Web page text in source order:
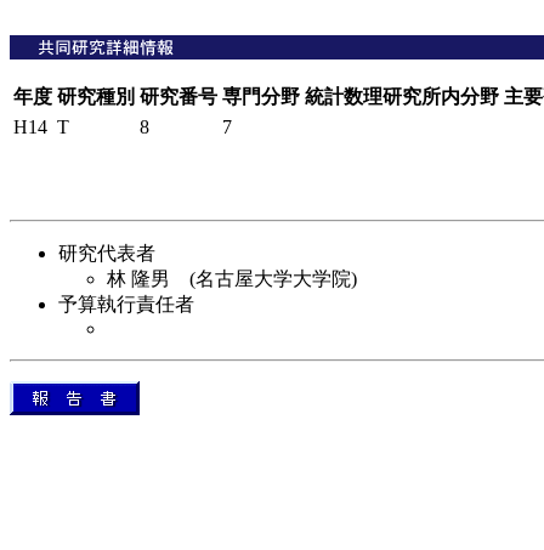
年度 研究種別 研究番号 専門分野 統計数理研究所内分野 主
H14 T 8 7
研究代表者
林 隆男 (名古屋大学大学院)
予算執行責任者